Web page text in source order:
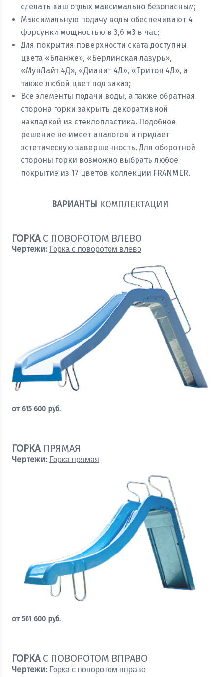
сделать ваш отдых максимально безопасным;
Максимальную подачу воды обеспечивают 4
форсунки мощностью в 3,6 м3 в час;
Для покрытия поверхности ската доступны
цвета «Бланже», «Берлинская лазурь»,
«МунЛайт 4Д», «Дианит 4Д», «Тритон 4Д», а
также любой цвет под заказ;
Все элементы подачи воды, а также обратная
сторона горки закрыты декоративной
накладкой из стеклопластика. Подобное
решение не имеет аналогов и придает
эстетическую завершенность. Для оборотной
стороны горки возможно выбрать любое
покрытие из 17 цветов коллекции FRANMER.
ВАРИАНТЫ КОМПЛЕКТАЦИИ
ГОРКАС ПОВОРОТОМ ВЛЕВО
Чертежи: Горка с поворотом влево
от615 600 руб.
ГОРКАПРЯМАЯ
Чертежи: Горка прямая
от561 600 руб.
ГОРКАС ПОВОРОТОМ ВПРАВО
Чертежи: Горка с поворотом вправо